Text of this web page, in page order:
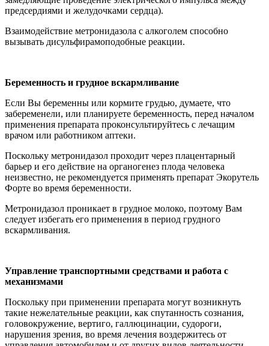
предсердиями и желудочками сердца).
Взаимодействие метронидазола с алкоголем способно
вызывать дисульфирамоподобные реакции.
Беременность и грудное вскармливание
Если Вы беременны или кормите грудью, думаете, что
забеременели, или планируете беременность, перед началом
применения препарата проконсультируйтесь с лечащим
врачом или работником аптеки.
Поскольку метронидазол проходит через плацентарный
барьер и его действие на органогенез плода человека
неизвестно, не рекомендуется применять препарат Экорутель
Форте во время беременности.
Метронидазол проникает в грудное молоко, поэтому Вам
следует избегать его применения в период грудного
вскармливания.
Управление транспортными средствами и работа с
механизмами
Поскольку при применении препарата могут возникнуть
такие нежелательные реакции, как спутанность сознания,
головокружение, вертиго, галлюцинации, судороги,
нарушения зрения, во время лечения воздержитесь от